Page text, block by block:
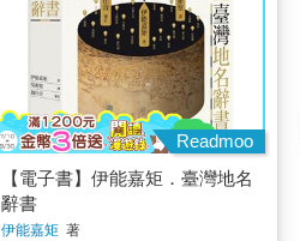
Readmoo
【電子書】伊能嘉矩．臺灣地名
辭書
伊能嘉矩著